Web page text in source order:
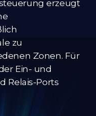
erzeugt
zu
Zonen. Für
Ein- und
Relais-Ports